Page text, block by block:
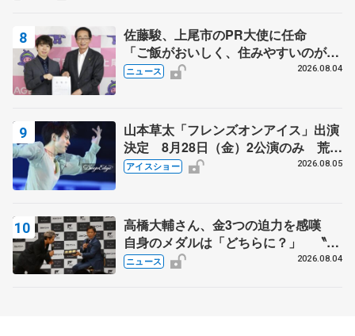
佐藤駿、上尾市のPR大使に任命
「ご飯がおいしく、住みやすいのが魅
力」
ニュース 2026.08.04
山本草太「フレンズオンアイス」出演
決定 8月28日（金）2公演のみ 荒川
静香さんプロデュース、20周年のアイ
アイスショー 2026.08.05
高橋大輔さん、金3つの迫力を感嘆
自身のメダルは「どちらに？」 〝リ
ス兄弟〟オリンピック3連覇の野村忠
ニュース 2026.08.04